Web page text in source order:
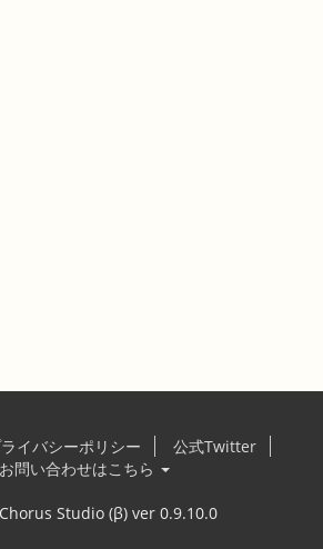
イバシーポリシー
公式Twitter
お問い合わせはこちら
Studio (β) ver 0.9.10.0